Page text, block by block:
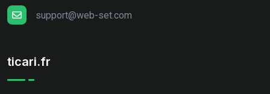
support@web-set.com
ticari.fr